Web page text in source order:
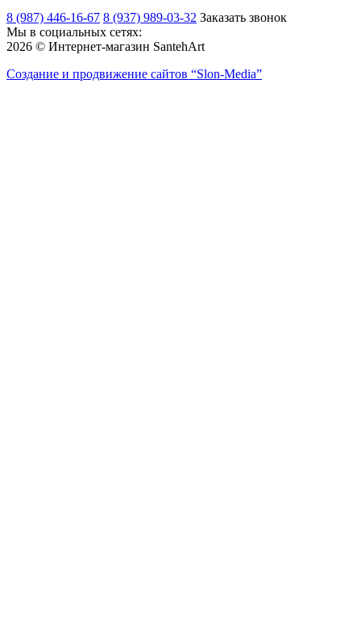
8 (987) 446-16-67 8 (937) 989-03-32 Заказать звонок
Мы в социальных сетях:
2026 © Интернет-магазин SantehArt
Создание и продвижение сайтов “Slon-Media”